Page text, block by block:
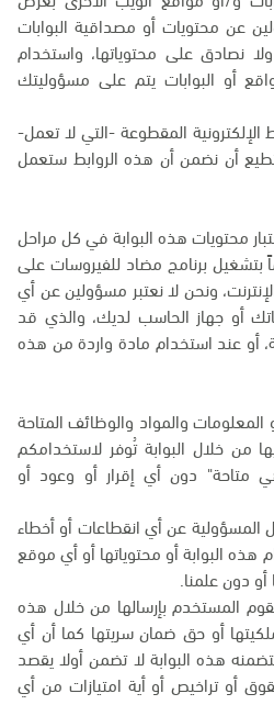
عن محتويات أو مصداقية البوابات
نصادق على محتوياتها، واستخدام
أو البوابات يتم على مسؤوليتك
المقطوعة -التي لا تعمل-
أن نضمن أن هذه الروابط ستعمل
محتويات هذه البوابة في كل مراحل
بتشغيل برنامج مضاد للفيروسات على
ونحن لا نعتبر مسؤولين عن أي
أو جهاز الحاسب لديك، والذي قد
أو عند استخدام مادة واردة من هذه
المعلومات والمواد والوظائف المتاحة
من خلال البوابة تُوفر لاستخدامكم
دون أي إقرار أو وعود أو
المسؤولية عن أي انقطاعات أو أخطاء
البوابة أو محتوياتها أو أي موقع
أو دون علمنا.
المستخدم بإرسالها من خلال هذه
أو حق ضمان سريتها كما أن أي
هذه البوابة لا تضمن أولا يقصد
أو تراخيص أو أية امتيازات من أي